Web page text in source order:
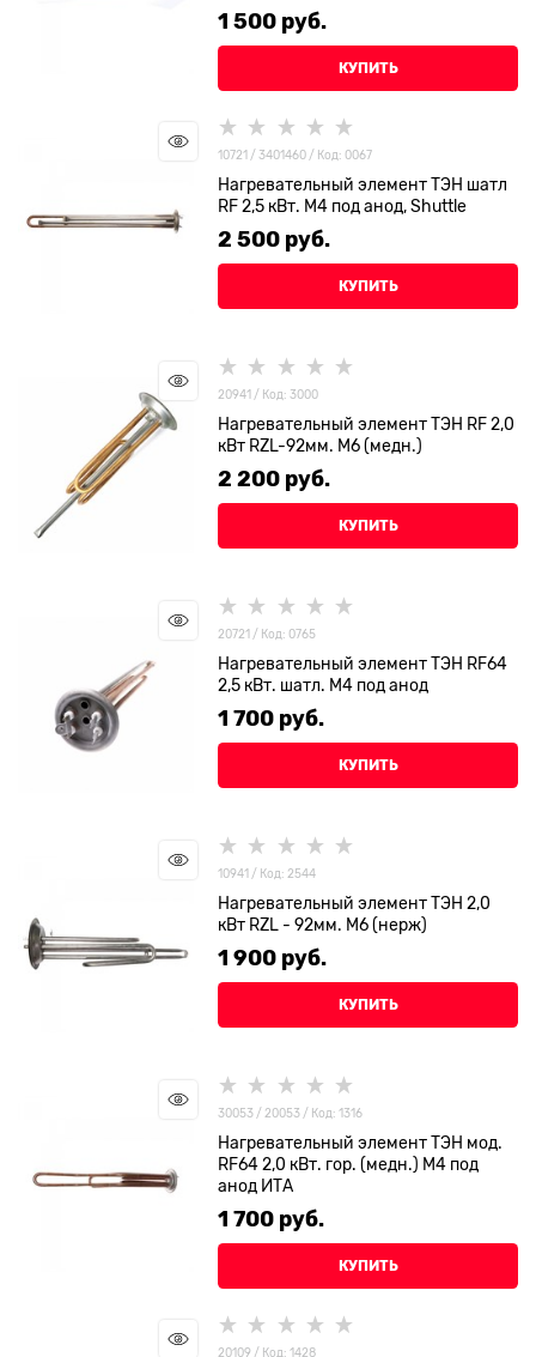
1 500 руб.
КУПИТЬ
10721 / 3401460 / Код: 0067
Нагревательный элемент ТЭН шатл
RF 2,5 кВт. М4 под анод, Shuttle
2 500 руб.
КУПИТЬ
20941 / Код: 3000
Нагревательный элемент ТЭН RF 2,0
кВт RZL-92мм. М6 (медн.)
2 200 руб.
КУПИТЬ
20721 / Код: 0765
Нагревательный элемент ТЭН RF64
2,5 кВт. шатл. М4 под анод
1 700 руб.
КУПИТЬ
10941 / Код: 2544
Нагревательный элемент ТЭН 2,0
кВт RZL - 92мм. М6 (нерж)
1 900 руб.
КУПИТЬ
30053 / 20053 / Код: 1316
Нагревательный элемент ТЭН мод.
RF64 2,0 кВт. гор. (медн.) М4 под
анод ИТА
1 700 руб.
КУПИТЬ
20109 / Код: 1428